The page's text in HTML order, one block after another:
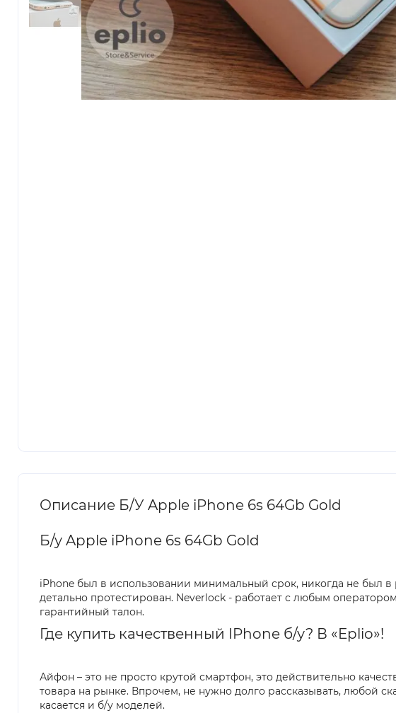
Описание Б/У Apple iPhone 6s 64Gb Gold
Б/у Apple iPhone 6s 64Gb Gold
iPhone был в использовании минимальный срок, никогда не был
детально протестирован. Neverlock - работает с любым
гарантийный талон.
Где купить качественный IPhone б/у? В «Eplio»!
Айфон – это не просто крутой смартфон, это действительно
товара на рынке. Впрочем, не нужно долго рассказывать, любой
касается и б/у моделей.